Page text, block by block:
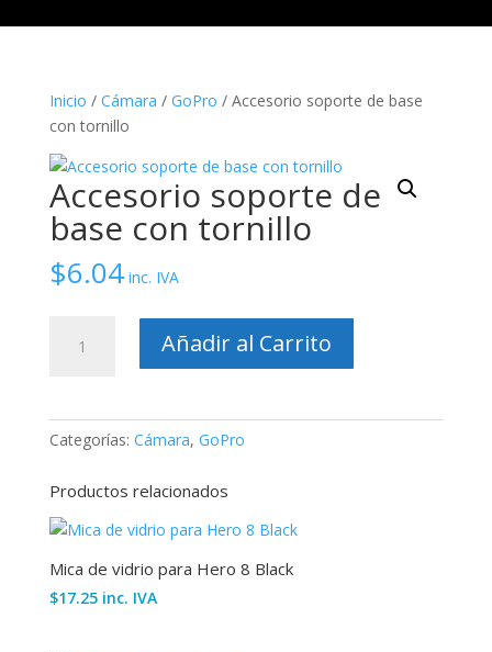
Inicio / Cámara / GoPro / Accesorio soporte de base
con tornillo
Accesorio soporte de
base con tornillo
$6.04 inc. IVA
soporte
tornillo
Añadir al Carrito
Categorías: Cámara, GoPro
Productos relacionados
Mica de vidrio para Hero 8 Black
$17.25 inc. IVA